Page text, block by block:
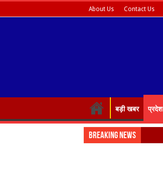
About Us Contact Us
बड़ी खबर प्रदेश
Breaking News